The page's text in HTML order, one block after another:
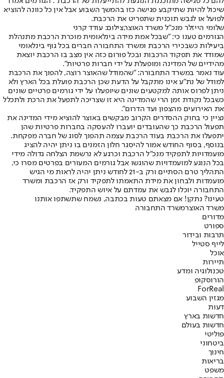
שיכול להיות שתיקבע פגישה כזו בהמשך השבוע אבל אין כל כוונה להוציא
לפועל או לגבש תוכנית שתפריט את הרכבת.
שלומי הייזלר מנכ"ל משרד האוצר,צילום: עודד קרני
הגורמים טענו כי: "שבכל אמת מידה בינלאומית מוכרת הרכבת מתנהלת
ביעילות כשבכירי הרכבת ומשרד התחבורה חברים בכל גוף בינלאומי
שמודד את תפקוד הרכבות ובכל פורום כזה אין מצב בו הרכבת יוצאת
מהידיים של המדינה ומופעלת על ידי חברות פרטיות".
עוד נאמר במשרד התחבורה: "שהמודל שהאוצר רוצה, להפוך את הרכבת
למודל של נת״ע אינו מתקבל על הדעת שכן הרכבת פועלת בכל הארץ ולא
ניתן לפרוס אותה למקטעים שונים שיופעלו על ידי גורמים פרטיים שונים
כשבכל נקודת זמן הרי שהמדינה היא זו שצריכה לתפעל את הרכת ולתכלל
את האירועים מהצפון ועד הדרום".
נציין כי בחוק ההסדרים הקרוב מבקשים באוצר להוציא מידי המדינה את
תפעול הרכבת כך שהעובדים יועברו להעסקה בחברות פרטיות שהן
יתפעלו את הרכבת בעוד הרכבת עצמה תהפוך לסוג של חברה מפקחת.
בנוסף, בסוף החודש אמור להיסגר חלון הזמנים בו ניתן יהיה להציג
מועמדויות לתפקיד מנכ״ל הרכבת וכרגע לא נרשמת הצלחה גדולה מידי
בכל הנוגע למועמדויות שהוגשו אבל גורמים המעורים בפרטים מסרו כי,
התהליך טרם הסתיים ורק ב-21 לחודש ניתן יהיה לראות מי הגיש
מועמדות ולבחון את מידת התאמתו לתפקיד ורק אז הרכבת ומשרד
התחבורה יוכלו לגבש את עמדתם על איוש התפקיד.
טעינו? נתקן! אם מצאתם טעות בכתבה, נשמח שתשתפו אותנו
משרד האוצרמשרד התחבורה
מדורים
ספורט
תרבות ובידור
לייף סטייל
אוכל
תיירות
טכנולוגיה ומדע
הורוסקופ
ForReal
מגזין השבוע
דעות
חדשות בארץ
חדשות בעולם
פוליטי
ביטחוני
חינוך
בריאות
משפט